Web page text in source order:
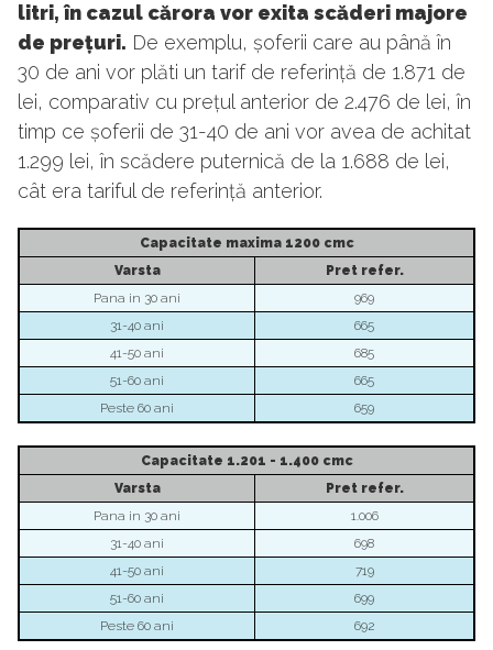
litri, în cazul cărora vor exita scăderi majore
de prețuri. De exemplu, șoferii care au până în
30 de ani vor plăti un tarif de referință de 1.871 de
lei, comparativ cu prețul anterior de 2.476 de lei, în
timp ce șoferii de 31-40 de ani vor avea de achitat
1.299 lei, în scădere puternică de la 1.688 de lei,
cât era tariful de referință anterior.
Capacitate maxima 1200 cmc
Varsta
Pret refer.
Pana in 30 ani
969
31-40 ani
665
41-50 ani
685
51-60 ani
665
Peste 60 ani
659
Capacitate 1.201 - 1.400 cmc
Varsta
Pret refer.
Pana in 30 ani
1.006
31-40 ani
698
41-50 ani
719
51-60 ani
699
Peste 60 ani
692